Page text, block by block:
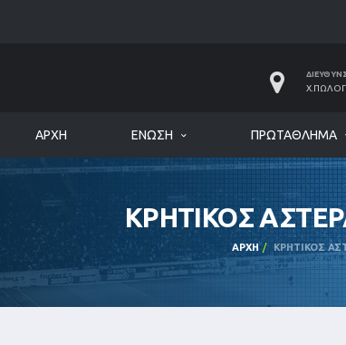
ΑΡΧΉ ΈΝΩΣΗ ΠΡΩΤΆΘΛΗΜΑ
ΚΡΗΤΙΚΟΣ
ΑΡΧΉ ΚΡΗΤΙΚΟΣ